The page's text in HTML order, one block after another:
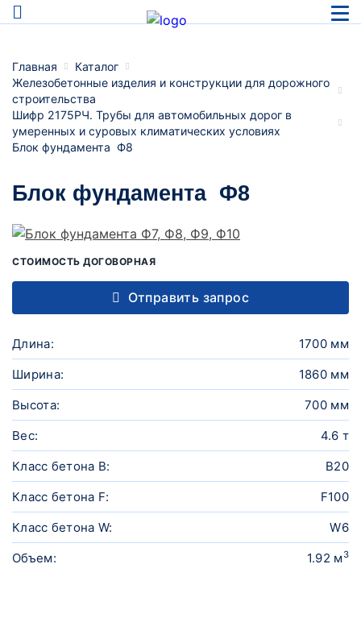
Главная
Каталог
Железобетонные изделия и конструкции для дорожного
строительства
Шифр 2175РЧ. Трубы для автомобильных дорог в
умеренных и суровых климатических условиях
Блок фундамента Ф8
Блок фундамента Ф8
СТОИМОСТЬ ДОГОВОРНАЯ
Отправить запрос
Длина:
1700 мм
Ширина:
1860 мм
Высота:
700 мм
Вес:
4.6 т
Класс бетона B:
B20
Класс бетона F:
F100
Класс бетона W:
W6
Объем:
1.92 м 3